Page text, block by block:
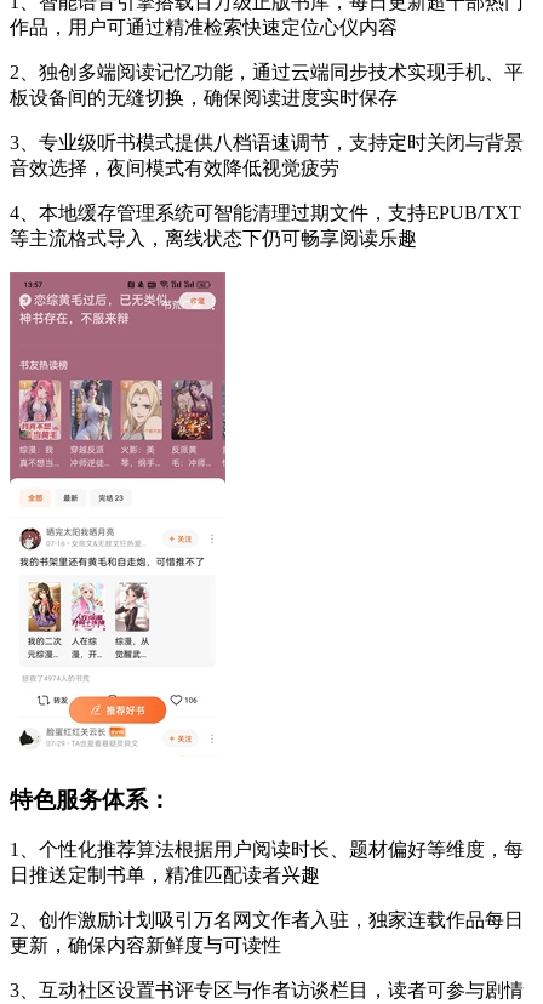
作品，用户可通过精准检索快速定位心仪内容
2、独创多端阅读记忆功能，通过云端同步技术实现手机、平
板设备间的无缝切换，确保阅读进度实时保存
3、专业级听书模式提供八档语速调节，支持定时关闭与背景
音效选择，夜间模式有效降低视觉疲劳
4、本地缓存管理系统可智能清理过期文件，支持EPUB/TXT
等主流格式导入，离线状态下仍可畅享阅读乐趣
特色服务体系：
1、个性化推荐算法根据用户阅读时长、题材偏好等维度，每
日推送定制书单，精准匹配读者兴趣
2、创作激励计划吸引万名网文作者入驻，独家连载作品每日
更新，确保内容新鲜度与可读性
3、互动社区设置书评专区与作者访谈栏目，读者可参与剧情